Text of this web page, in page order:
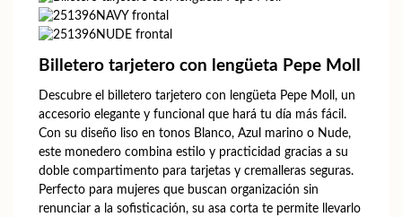
Billetero tarjetero con lengüeta Pepe Moll
Descubre el billetero tarjetero con lengüeta Pepe Moll, un
accesorio elegante y funcional que hará tu día más fácil.
Con su diseño liso en tonos Blanco, Azul marino o Nude,
este monedero combina estilo y practicidad gracias a su
doble compartimento para tarjetas y cremalleras seguras.
Perfecto para mujeres que buscan organización sin
renunciar a la sofisticación, su asa corta te permite llevarlo